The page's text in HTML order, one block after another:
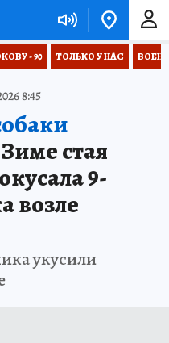
- 90 ТОЛЬКО У НАС
8:45
стая
9-
возле
укусили